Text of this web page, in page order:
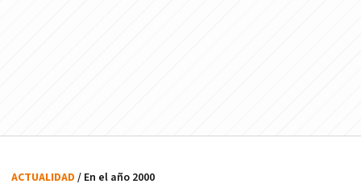
ACTUALIDAD / En el año 2000